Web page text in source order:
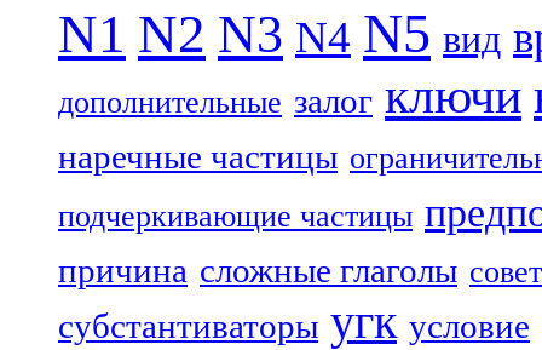
N1 N2 N3 N4 N5 вид
дополнительные залог ключи
наречные частицы
подчеркивающие частицы
причина сложные глаголы совет
субстантиваторы угк условие